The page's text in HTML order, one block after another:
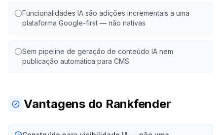
Funcionalidades IA são adições incrementais a uma
plataforma Google-first — não nativas
Sem pipeline de geração de conteúdo IA nem
publicação automática para CMS
Vantagens do Rankfender